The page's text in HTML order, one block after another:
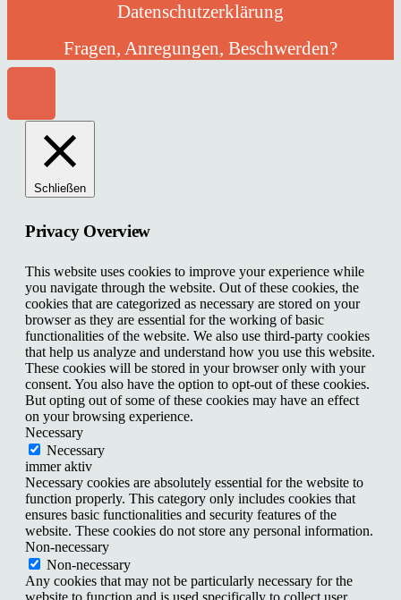
Datenschutzerklärung
Fragen, Anregungen, Beschwerden?
Schließen
Privacy Overview
This website uses cookies to improve your experience while
you navigate through the website. Out of these cookies, the
cookies that are categorized as necessary are stored on your
browser as they are essential for the working of basic
functionalities of the website. We also use third-party cookies
that help us analyze and understand how you use this website.
These cookies will be stored in your browser only with your
consent. You also have the option to opt-out of these cookies.
But opting out of some of these cookies may have an effect
on your browsing experience.
Necessary
Necessary
immer aktiv
Necessary cookies are absolutely essential for the website to
function properly. This category only includes cookies that
ensures basic functionalities and security features of the
website. These cookies do not store any personal information.
Non-necessary
Non-necessary
Any cookies that may not be particularly necessary for the
website to function and is used specifically to collect user